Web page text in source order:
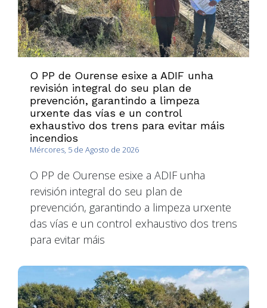
O PP de Ourense esixe a ADIF unha
revisión integral do seu plan de
prevención, garantindo a limpeza
urxente das vías e un control
exhaustivo dos trens para evitar máis
incendios
Mércores, 5 de Agosto de 2026
O PP de Ourense esixe a ADIF unha
revisión integral do seu plan de
prevención, garantindo a limpeza urxente
das vías e un control exhaustivo dos trens
para evitar máis